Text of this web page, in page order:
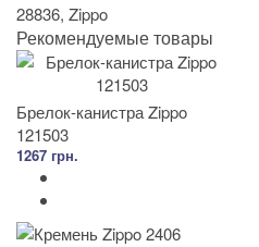
28836, Zippo
Рекомендуемые товары
Брелок-канистра Zippo
121503
1267 грн.